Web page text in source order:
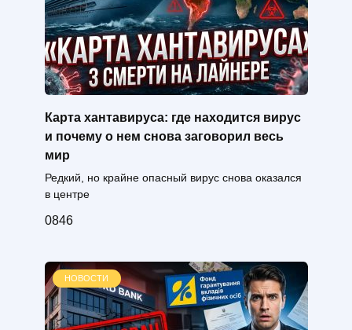
Карта хантавируса: где находится вирус
и почему о нем снова заговорил весь
мир
Редкий, но крайне опасный вирус снова оказался
в центре
0846
НОВОСТИ